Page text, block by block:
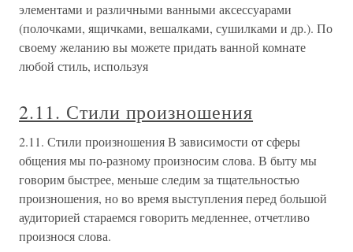
элементами и различными ванными аксессуарами
(полочками, ящичками, вешалками, сушилками и др.). По
своему желанию вы можете придать ванной комнате
любой стиль, используя
2.11. Стили произношения
2.11. Стили произношения В зависимости от сферы
общения мы по-разному произносим слова. В быту мы
говорим быстрее, меньше следим за тщательностью
произношения, но во время выступления перед большой
аудиторией стараемся говорить медленнее, отчетливо
произнося слова.